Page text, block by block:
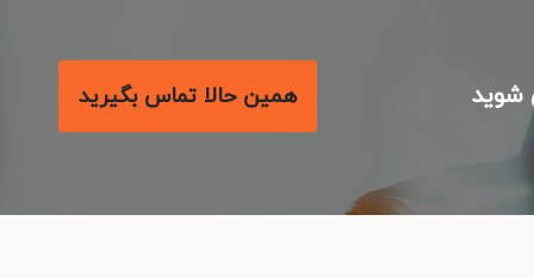
همین حالا تماس بگیرید